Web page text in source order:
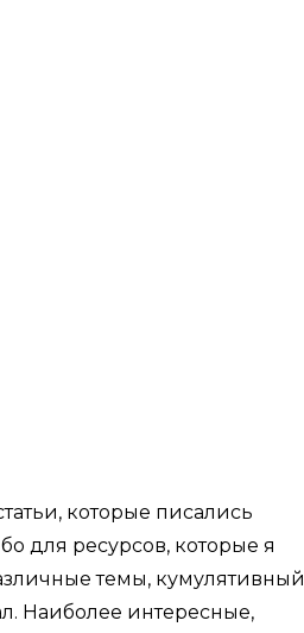
которые писались
для ресурсов, которые я
темы, кумулятивный
Наиболее интересные,